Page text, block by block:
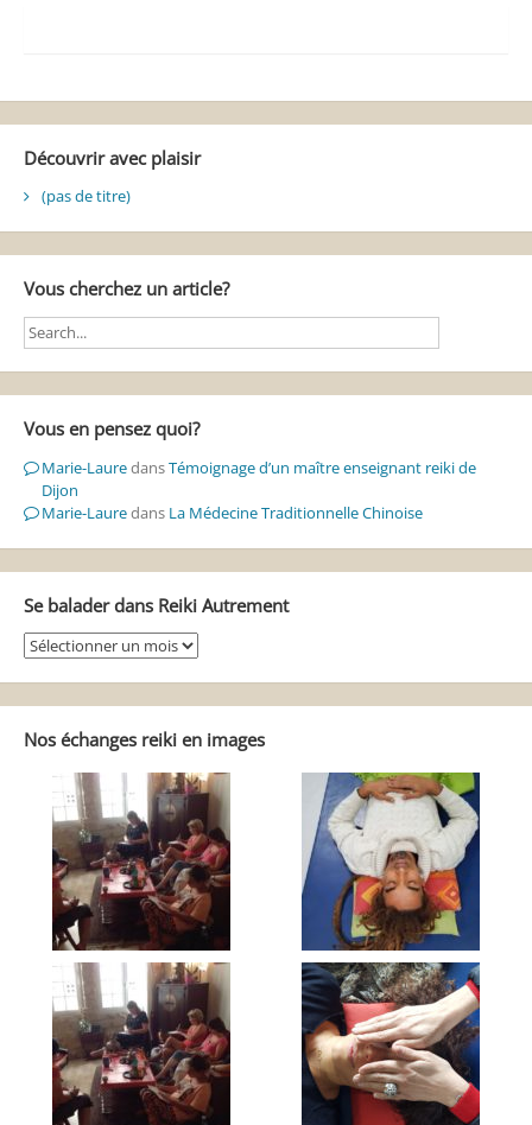
Découvrir avec plaisir
(pas de titre)
Vous cherchez un article?
Vous en pensez quoi?
Marie-LauredansTémoignage d’un maître enseignant reiki de
Dijon
Marie-Lauredans La Médecine Traditionnelle Chinoise
Se balader dans Reiki Autrement
Se
balader
dans
Reiki
Autrement
Nos échanges reiki en images